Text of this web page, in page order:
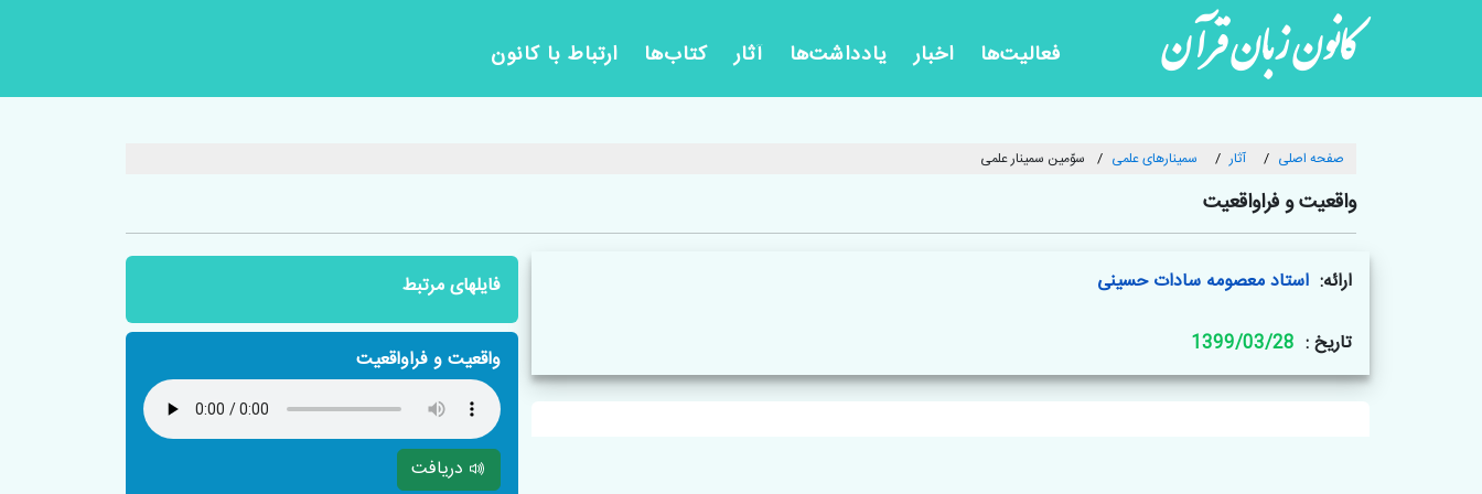
کانون زبان قرآن فعالیت‌ها اخبار یادداشت‌ها آثار کتاب‌ها ارتباط با کانون
صفحه اصلی آثار سمینارهای علمی سوّمین سمینار علمی
واقعیت و فراواقعیت
ارائه: استاد معصومه سادات حسینی
تاریخ : 1399/03/28
فایلهای مرتبط
واقعیت و فراواقعیت
دریافت